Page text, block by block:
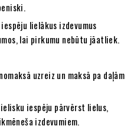
lielākus izdevumus
lai pirkumu nebūtu jāatliek.
uzreiz un maksā pa daļām
iespēju pārvērst lielus,
izdevumiem.